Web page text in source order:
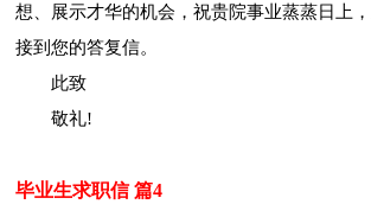
想、展示才华的机会，祝贵院事业蒸蒸日上
接到您的答复信。
此致
敬礼!
毕业生求职信 篇4